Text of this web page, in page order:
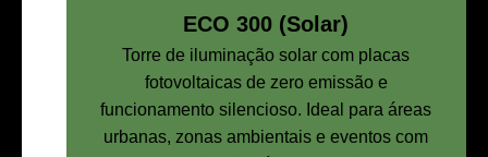
ECO 300 (Solar)
Torre de iluminação solar com placas
fotovoltaicas de zero emissão e
funcionamento silencioso. Ideal para áreas
urbanas, zonas ambientais e eventos com